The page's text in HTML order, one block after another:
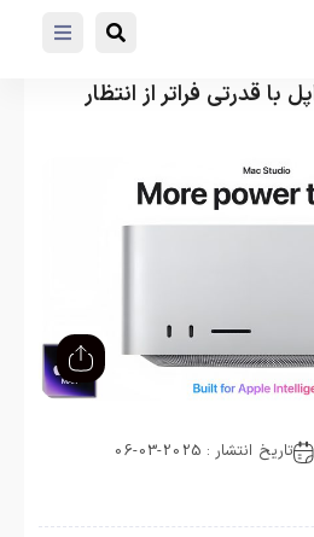
تاریخ انتشار : 2025-03-06